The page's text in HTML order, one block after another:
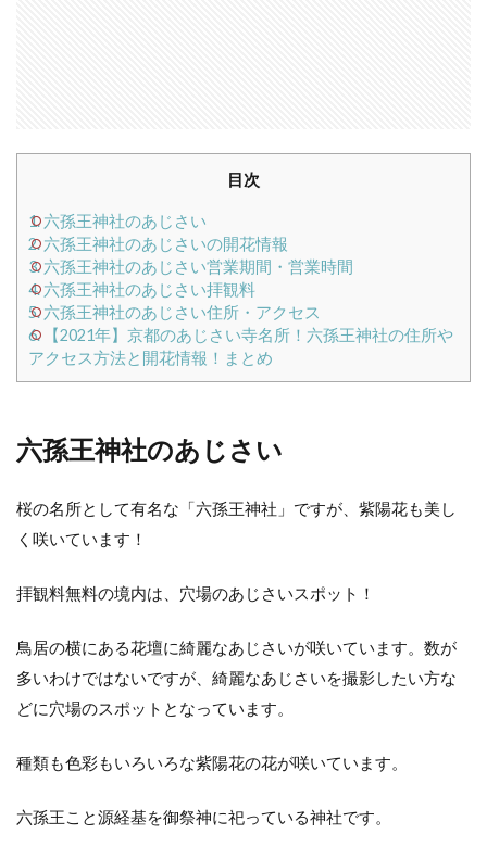
目次
1.六孫王神社のあじさい
2.六孫王神社のあじさいの開花情報
3.六孫王神社のあじさい営業期間・営業時間
4.六孫王神社のあじさい拝観料
5.六孫王神社のあじさい住所・アクセス
6.【2021年】京都のあじさい寺名所！六孫王神社の住所や
アクセス方法と開花情報！まとめ
六孫王神社のあじさい
桜の名所として有名な「六孫王神社」ですが、紫陽花も美し
く咲いています！
拝観料無料の境内は、穴場のあじさいスポット！
鳥居の横にある花壇に綺麗なあじさいが咲いています。数が
多いわけではないですが、綺麗なあじさいを撮影したい方な
どに穴場のスポットとなっています。
種類も色彩もいろいろな紫陽花の花が咲いています。
六孫王こと源経基を御祭神に祀っている神社です。